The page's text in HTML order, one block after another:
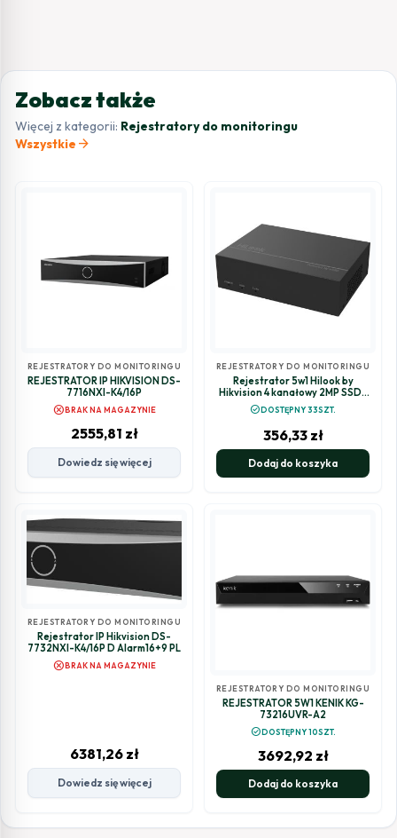
Zobacz także
Więcej z kategorii: Rejestratory do monitoringu
Wszystkie arrow_forward
REJESTRATORY DO MONITORINGU
REJESTRATOR IP HIKVISION DS-
7716NXI-K4/16P
cancelBRAK NA MAGAZYNIE
2555,81 zł
Dowiedz się więcej
REJESTRATORY DO MONITORINGU
Rejestrator 5w1 Hilook by
Hikvision 4 kanałowy 2MP SSD-
check_circleDOSTĘPNY 33SZT.
356,33 zł
Dodaj do koszyka
REJESTRATORY DO MONITORINGU
Rejestrator IP Hikvision DS-
7732NXI-K4/16P D Alarm16+9 PL
cancelBRAK NA MAGAZYNIE
6381,26 zł
Dowiedz się więcej
REJESTRATORY DO MONITORINGU
REJESTRATOR 5W1 KENIK KG-
73216UVR-A2
check_circleDOSTĘPNY 10SZT.
3692,92 zł
Dodaj do koszyka